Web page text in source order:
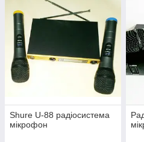
Shure U-88 радіосистема
мікрофон